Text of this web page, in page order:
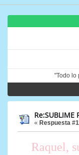
"Todo lo
Re:SUBLIME
« Respuesta
Raquel,